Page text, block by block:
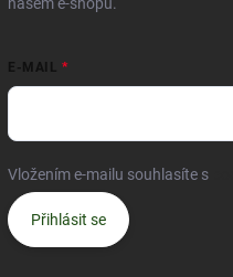
E-MAIL
Vložením e-mailu souhlasíte s
Přihlásit se